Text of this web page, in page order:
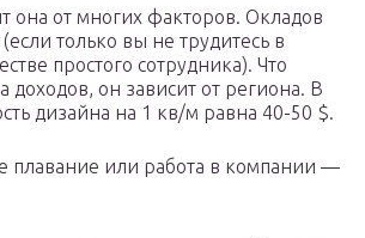
она от многих факторов. Окладов
только вы не трудитесь в
простого сотрудника). Что
доходов, он зависит от региона. В
дизайна на 1 кв/м равна 40-50 $.
плавание или работа в компании —